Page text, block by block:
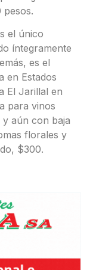
el único
íntegramente
es el
en Estados
El Jarillal en
para vinos
aún con baja
florales y
$300.